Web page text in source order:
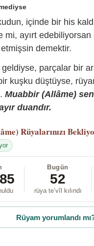
içinde bir his
mi, ayırt edebiliyorsan
demektir.
geldiyse, parçalar bir
kuşku düştüyse,
Muabbir (Allâme)
duandır.
Rüyalarınızı
Bugün
52
rüya te’vîl kılındı
Rüyam yorumlandı